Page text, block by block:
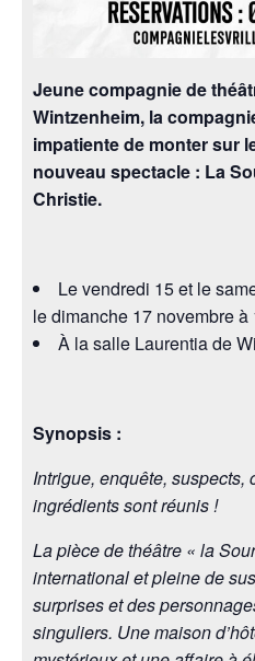
Jeune compagnie de
Wintzenheim, la
impatiente de monter sur
nouveau spectacle : La
Christie.
Le vendredi 15 et le
le dimanche 17 novembre à
À la salle Laurentia de
Synopsis :
Intrigue, enquête,
ingrédients sont réunis !
La pièce de théâtre « la
international et pleine de
surprises et des
singuliers. Une maison